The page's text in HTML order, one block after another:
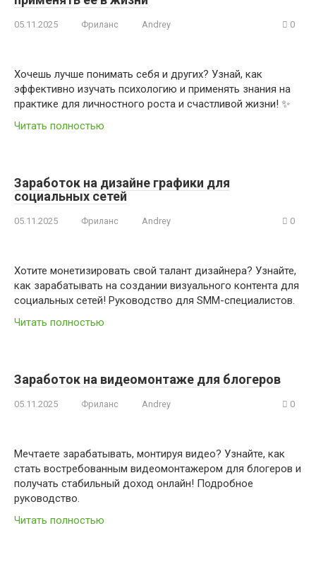
05.11.2025 Фриланс Andrey 0
Хочешь лучше понимать себя и других? Узнай, как
эффективно изучать психологию и применять знания на
практике для личностного роста и счастливой жизни! ✨
Читать полностью
Заработок на дизайне графики для
социальных сетей
05.11.2025 Фриланс Andrey 0
Хотите монетизировать свой талант дизайнера? Узнайте,
как зарабатывать на создании визуального контента для
социальных сетей! Руководство для SMM-специалистов.
Читать полностью
Заработок на видеомонтаже для блогеров
05.11.2025 Фриланс Andrey 0
Мечтаете зарабатывать, монтируя видео? Узнайте, как
стать востребованным видеомонтажером для блогеров и
получать стабильный доход онлайн! Подробное
руководство.
Читать полностью